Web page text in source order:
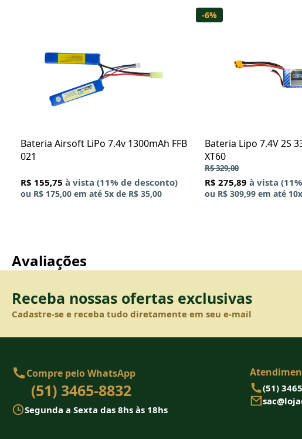
Bateria Airsoft LiPo 7.4v 1300mAh FFB
021
R$ 155,75 à vista (11% de desconto)
ou R$ 175,00 em até 5x de R$ 35,00
-6%
Bateria Lipo 7.4V 2S
XT60
R$ 329,00
R$ 275,89 à vista
ou R$ 309,99 em até 10x
Avaliações
Receba nossas ofertas exclusivas
Cadastre-se e receba tudo diretamente em seu e-mail
Compre pelo WhatsApp
(51) 3465-8832
Segunda a Sexta das 8hs às 18hs
(51)